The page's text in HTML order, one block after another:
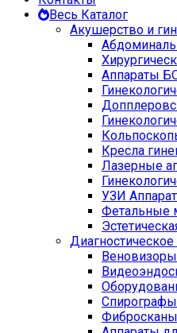
Весь Каталог
Акушерство и
Аппараты
Кресла
Лазерные
УЗИ
Фетальные
Веновизоры
Спирографы
Фибросканы